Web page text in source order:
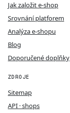
Jak založit e-shop
Srovnání platforem
Analýza e-shopu
Blog
Doporučené doplňky
ZDROJE
Sitemap
API · shops